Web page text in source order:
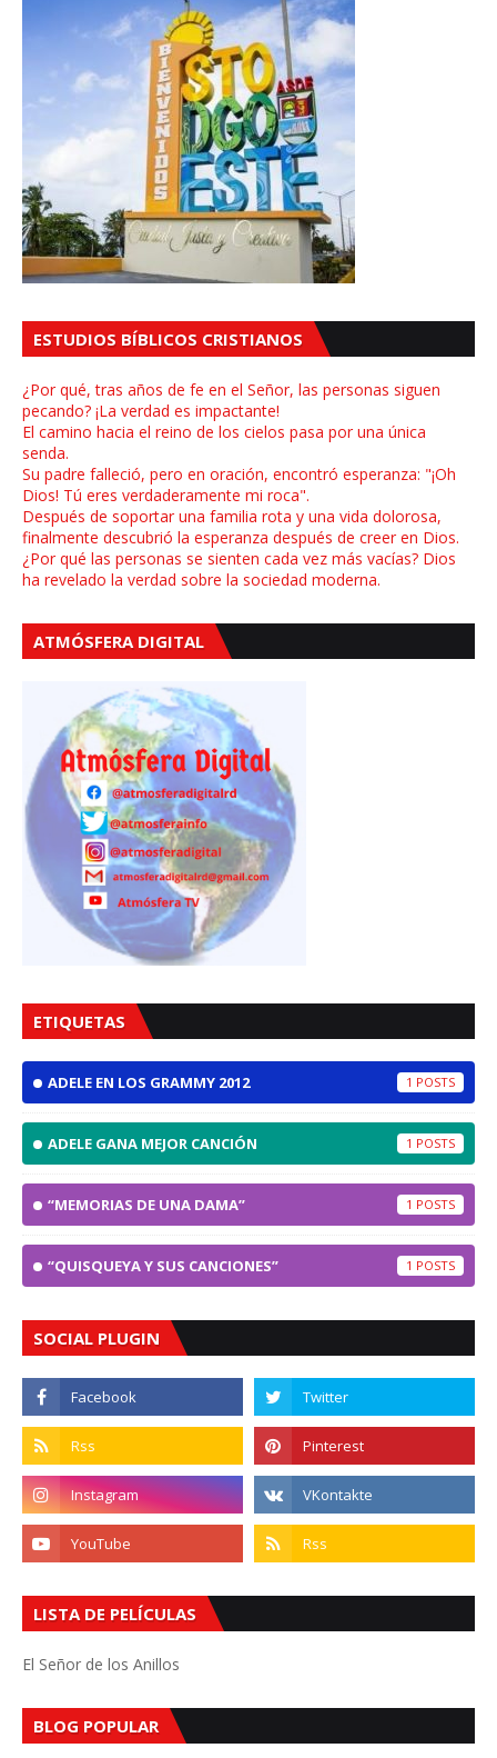
ESTUDIOS BÍBLICOS CRISTIANOS
¿Por qué, tras años de fe en el Señor, las personas siguen
pecando? ¡La verdad es impactante!
El camino hacia el reino de los cielos pasa por una única
senda.
Su padre falleció, pero en oración, encontró esperanza: "¡Oh
Dios! Tú eres verdaderamente mi roca".
Después de soportar una familia rota y una vida dolorosa,
finalmente descubrió la esperanza después de creer en Dios.
¿Por qué las personas se sienten cada vez más vacías? Dios
ha revelado la verdad sobre la sociedad moderna.
ATMÓSFERA DIGITAL
ETIQUETAS
ADELE EN LOS GRAMMY 2012 1
ADELE GANA MEJOR CANCIÓN 1
“MEMORIAS DE UNA DAMA” 1
“QUISQUEYA Y SUS CANCIONES” 1
SOCIAL PLUGIN
LISTA DE PELÍCULAS
El Señor de los Anillos
BLOG POPULAR